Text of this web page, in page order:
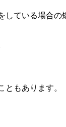
ている場合
もあります。